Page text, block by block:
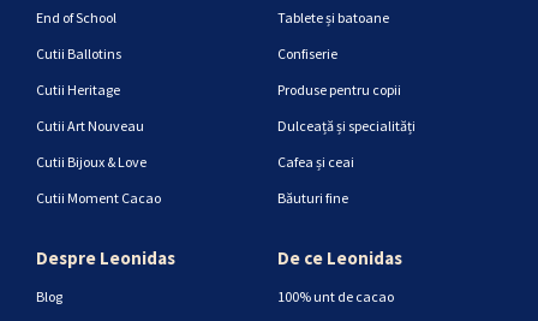
End of School
Cutii Ballotins
Cutii Heritage
Cutii Art Nouveau
Cutii Bijoux & Love
Cutii Moment Cacao
Tablete și batoane
Confiserie
Produse pentru copii
Dulceață și specialități
Cafea și ceai
Băuturi fine
Despre Leonidas
Blog
De ce Leonidas
100% unt de cacao